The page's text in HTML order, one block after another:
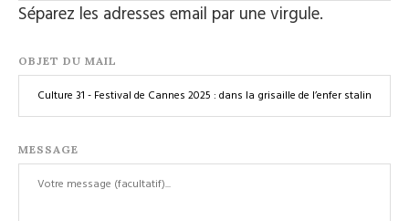
Séparez les adresses email par une virgule.
OBJET DU MAIL
MESSAGE